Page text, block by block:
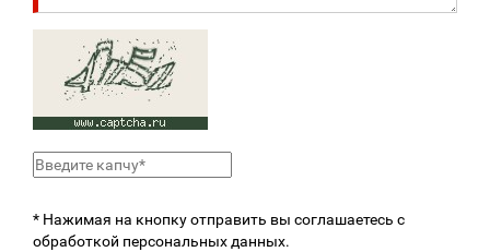
* Нажимая на кнопку отправить вы соглашаетесь с
обработкой персональных данных.